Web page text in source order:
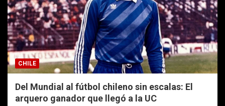
CHILE
Del Mundial al fútbol chileno sin escalas: El
arquero ganador que llegó a la UC